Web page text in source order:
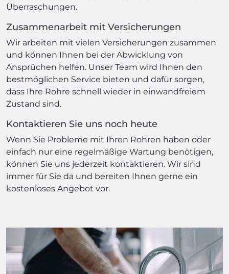
Überraschungen.
Zusammenarbeit mit Versicherungen
Wir arbeiten mit vielen Versicherungen zusammen
und können Ihnen bei der Abwicklung von
Ansprüchen helfen. Unser Team wird Ihnen den
bestmöglichen Service bieten und dafür sorgen,
dass Ihre Rohre schnell wieder in einwandfreiem
Zustand sind.
Kontaktieren Sie uns noch heute
Wenn Sie Probleme mit Ihren Rohren haben oder
einfach nur eine regelmäßige Wartung benötigen,
können Sie uns jederzeit kontaktieren. Wir sind
immer für Sie da und bereiten Ihnen gerne ein
kostenloses Angebot vor.